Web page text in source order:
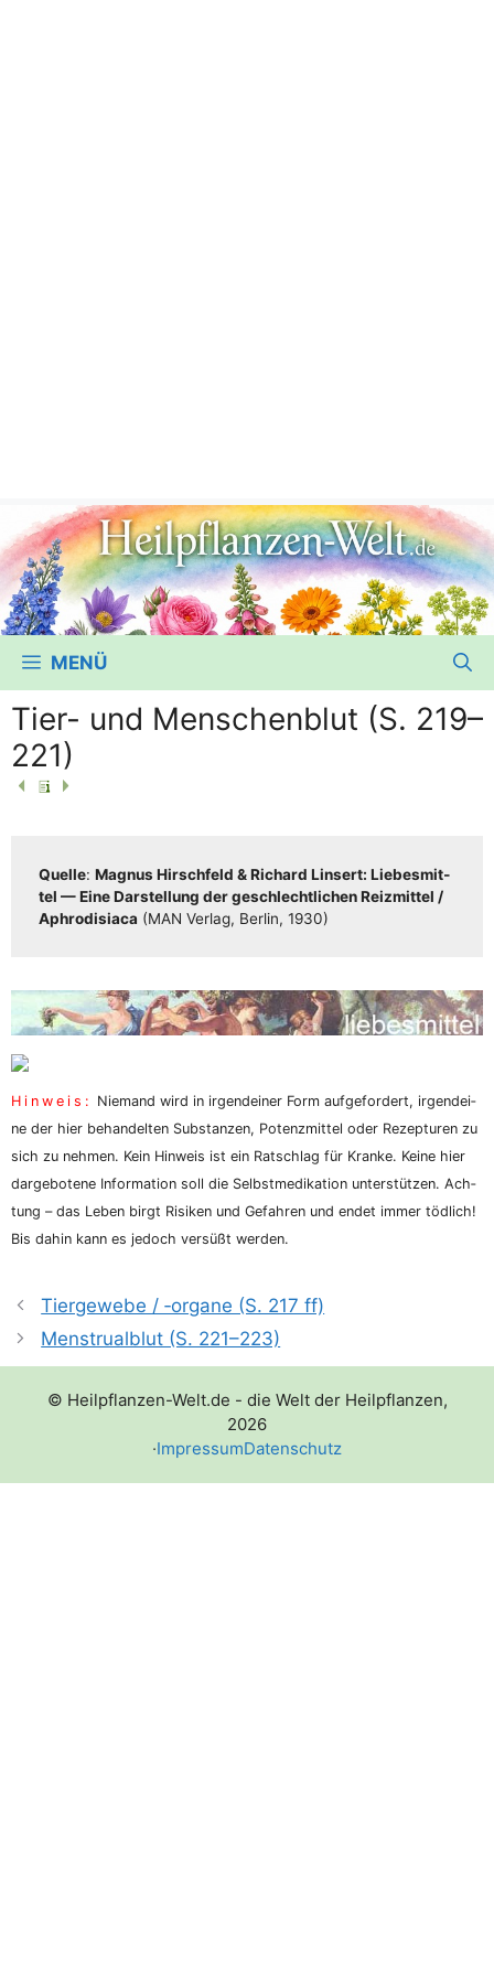
MENÜ
Tier- und Menschenblut (S. 219–
221)
Quel­le: Magnus Hirsch­feld & Richard Lin­sert: Lie­bes­mit­
tel — Eine Dar­stel­lung der geschlecht­li­chen Reiz­mit­tel /​​
Aphro­di­sia­ca (MAN Ver­lag, Ber­lin, 1930)
Hin­weis: Nie­mand wird in irgend­ei­ner Form auf­ge­for­dert, irgend­ei­
ne der hier behan­del­ten Sub­stan­zen, Potenz­mit­tel oder Rezep­tu­ren zu
sich zu neh­men. Kein Hin­weis ist ein Rat­schlag für Kran­ke. Kei­ne hier
dar­ge­bo­te­ne Infor­ma­ti­on soll die Selbst­me­di­ka­ti­on unter­stüt­zen. Ach­
tung – das Leben birgt Risi­ken und Gefah­ren und endet immer töd­lich!
Bis dahin kann es jedoch ver­süßt werden.
Tiergewebe /​ ‑organe (S. 217 ff)
Menstrualblut (S. 221–223)
© Heilpflanzen-Welt.de - die Welt der Heilpflanzen,
2026
·ImpressumDatenschutz